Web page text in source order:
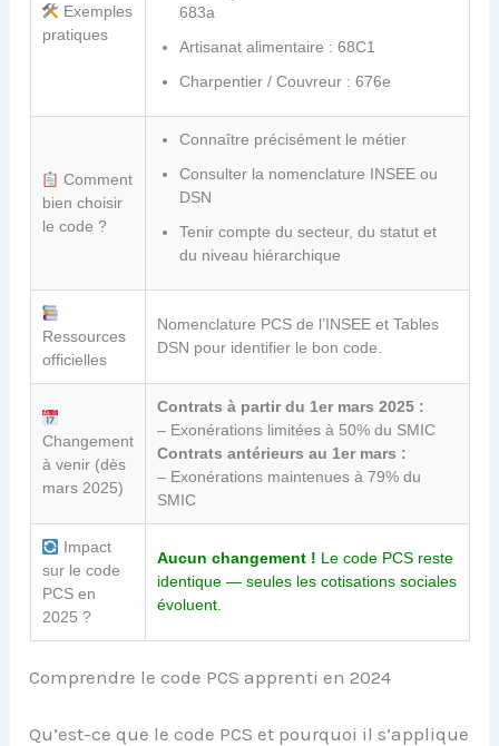
Exemples
pratiques
683a
Artisanat alimentaire : 68C1
Charpentier / Couvreur : 676e
Comment
bien choisir
le code ?
Connaître précisément le métier
Consulter la nomenclature INSEE ou
DSN
Tenir compte du secteur, du statut et
du niveau hiérarchique
Ressources
officielles
Nomenclature PCS de l’INSEE et Tables
DSN pour identifier le bon code.
Changement
à venir (dès
mars 2025)
Contrats à partir du 1er mars 2025 :
– Exonérations limitées à 50% du SMIC
Contrats antérieurs au 1er mars :
– Exonérations maintenues à 79% du
SMIC
Impact
sur le code
PCS en
2025 ?
Aucun changement ! Le code PCS reste
identique — seules les cotisations sociales
évoluent.
Comprendre le code PCS apprenti en 2024
Qu’est-ce que le code PCS et pourquoi il s’applique